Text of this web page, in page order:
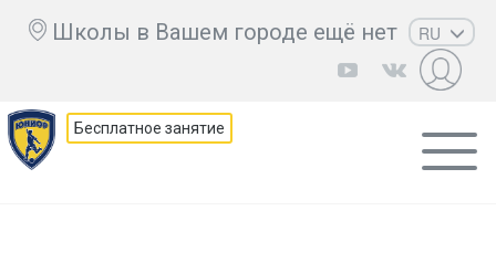
Школы в Вашем городе ещё нет
RU
EN
KZ
AZ
Бесплатное занятие